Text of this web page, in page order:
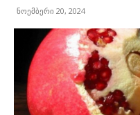
ნოემბერი 20, 2024